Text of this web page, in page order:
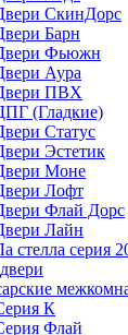
СкинДорс
Барн
Фьюжн
Аура
ПВХ
(Гладкие)
Статус
Эстетик
Моне
Лофт
Флай Дорс
Лайн
стелла серия
К
Флай